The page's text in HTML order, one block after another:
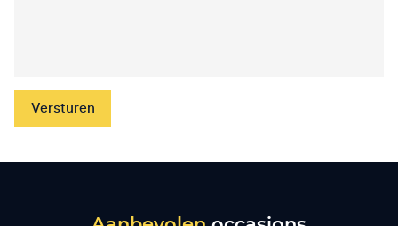
Versturen